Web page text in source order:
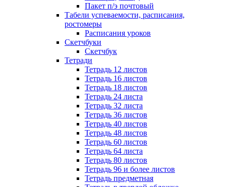
Пакет п/э почтовый
Табели успеваемости, расписания,
ростомеры
Расписания уроков
Скетчбуки
Скетчбук
Тетради
Тетрадь 12 листов
Тетрадь 16 листов
Тетрадь 18 листов
Тетрадь 24 листа
Тетрадь 32 листа
Тетрадь 36 листов
Тетрадь 40 листов
Тетрадь 48 листов
Тетрадь 60 листов
Тетрадь 64 листа
Тетрадь 80 листов
Тетрадь 96 и более листов
Тетрадь предметная